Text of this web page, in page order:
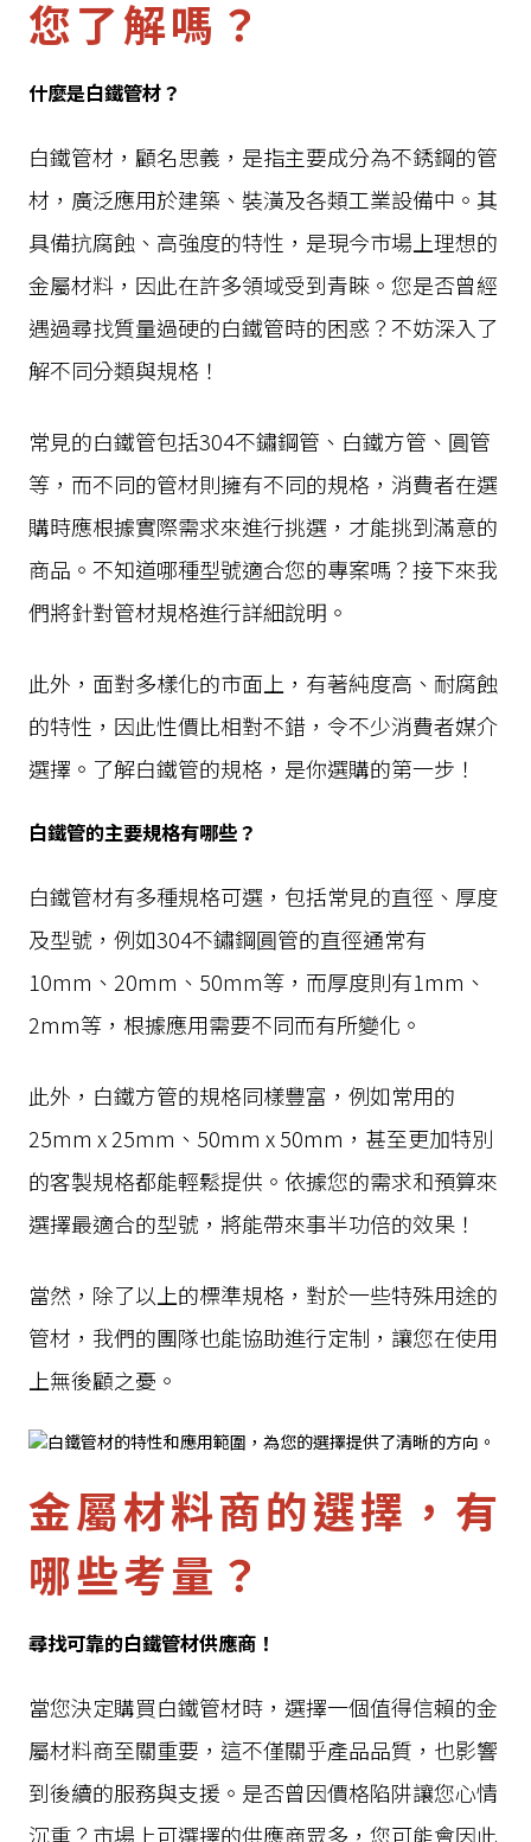
鋼管
您了解嗎？
什麼是白鐵管材？
白鐵管材，顧名思義，是指主要成分為不銹鋼的管
材，廣泛應用於建築、裝潢及各類工業設備中。其
具備抗腐蝕、高強度的特性，是現今市場上理想的
金屬材料，因此在許多領域受到青睞。您是否曾經
遇過尋找質量過硬的白鐵管時的困惑？不妨深入了
解不同分類與規格！
常見的白鐵管包括304不鏽鋼管、白鐵方管、圓管
等，而不同的管材則擁有不同的規格，消費者在選
購時應根據實際需求來進行挑選，才能挑到滿意的
商品。不知道哪種型號適合您的專案嗎？接下來我
們將針對管材規格進行詳細說明。
此外，面對多樣化的市面上，有著純度高、耐腐蝕
的特性，因此性價比相對不錯，令不少消費者媒介
選擇。了解白鐵管的規格，是你選購的第一步！
白鐵管的主要規格有哪些？
白鐵管材有多種規格可選，包括常見的直徑、厚度
及型號，例如304不鏽鋼圓管的直徑通常有
10mm、20mm、50mm等，而厚度則有1mm、
2mm等，根據應用需要不同而有所變化。
此外，白鐵方管的規格同樣豐富，例如常用的
25mm x 25mm、50mm x 50mm，甚至更加特別
的客製規格都能輕鬆提供。依據您的需求和預算來
選擇最適合的型號，將能帶來事半功倍的效果！
當然，除了以上的標準規格，對於一些特殊用途的
管材，我們的團隊也能協助進行定制，讓您在使用
上無後顧之憂。
金屬材料商的選擇，有
哪些考量？
尋找可靠的白鐵管材供應商！
當您決定購買白鐵管材時，選擇一個值得信賴的金
屬材料商至關重要，這不僅關乎產品品質，也影響
到後續的服務與支援。是否曾因價格陷阱讓您心情
沉重？市場上可選擇的供應商眾多，您可能會因此